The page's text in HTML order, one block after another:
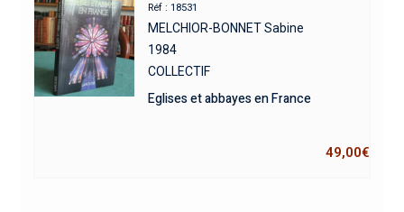
Réf : 18531
MELCHIOR-BONNET Sabine
1984
COLLECTIF
Eglises et abbayes en France
49,00€